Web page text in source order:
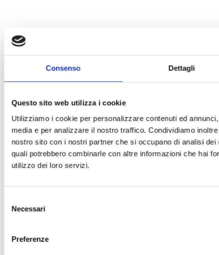
Consenso Dettagli
Questo sito web utilizza i cookie
Utilizziamo i cookie per personalizzare contenuti ed
media e per analizzare il nostro traffico. Condividiamo
nostro sito con i nostri partner che si occupano di analisi
quali potrebbero combinarle con altre informazioni che hai
utilizzo dei loro servizi.
delNecessari
Preferenze